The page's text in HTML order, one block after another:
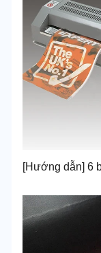
[Hướng dẫn] 6